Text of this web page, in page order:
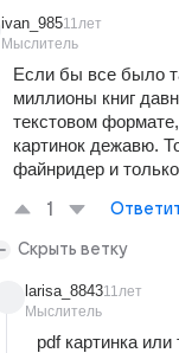
ivan_985
Мыслитель
11лет
Если бы все было
миллионы книг
текстовом
картинок дежавю.
файнридер и
1
Скрыть ветку
larisa_8843
Мыслитель
11лет
pdf картинка или